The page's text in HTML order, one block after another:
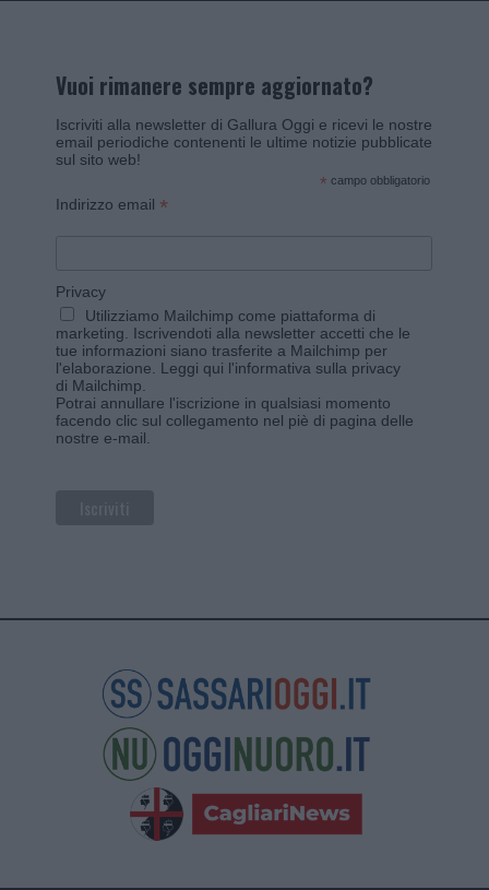
Vuoi rimanere sempre aggiornato?
Iscriviti alla newsletter di Gallura Oggi e ricevi le nostre
email periodiche contenenti le ultime notizie pubblicate
sul sito web!
* campo obbligatorio
Indirizzo email *
Privacy
Utilizziamo Mailchimp come piattaforma di
marketing. Iscrivendoti alla newsletter accetti che le
tue informazioni siano trasferite a Mailchimp per
l'elaborazione. Leggi qui l'informativa sulla privacy
di Mailchimp
Potrai annullare l'iscrizione in qualsiasi momento
facendo clic sul collegamento nel piè di pagina delle
nostre e-mail.